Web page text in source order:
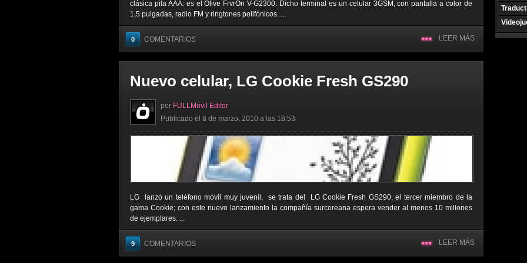
clásica pila AAA: es el Olive FrvrOn V-G2300. Dicho terminal es un celular 3GSM, con pantalla a color de
1,5 pulgadas, radio FM y ringtones polifónicos. ...
0 COMENTARIOS LEER MÁS
Nuevo celular, LG Cookie Fresh GS290
por FULLMóvil Editor
Publicado el 8 de marzo, 2010 a las 18:53
LG lanzó un teléfono móvil muy juvenil, se trata del LG Cookie Fresh GS290, el tercer miembro de la
gama Cookie; con este nuevo lanzamiento la compañía surcoreana espera vender al menos 10 millones
de ejemplares. ...
9 COMENTARIOS LEER MÁS